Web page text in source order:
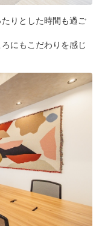
りとした時間も過ご
にもこだわりを感じ